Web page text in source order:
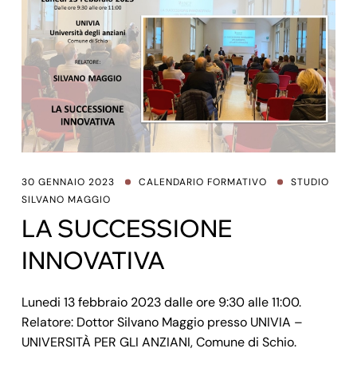
30 GENNAIO 2023 CALENDARIO FORMATIVO
STUDIO
SILVANO MAGGIO
LA SUCCESSIONE
INNOVATIVA
Lunedi 13 febbraio 2023 dalle ore 9:30 alle 11:00.
Relatore: Dottor Silvano Maggio presso UNIVIA –
UNIVERSITÀ PER GLI ANZIANI, Comune di Schio.